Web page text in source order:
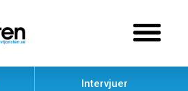
Intervjuer